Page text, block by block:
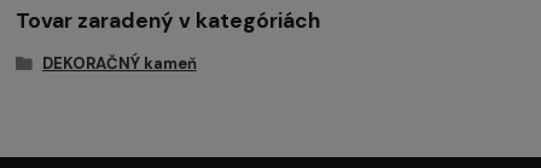
Tovar zaradený v kategóriách
DEKORAČNÝ kameň